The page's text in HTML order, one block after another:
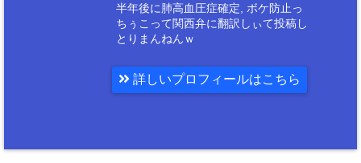
半年後に肺高血圧症確定, ボケ防止っ
ちぅこって関西弁に翻訳しぃて投稿し
とりまんねんｗ
詳しいプロフィールはこちら